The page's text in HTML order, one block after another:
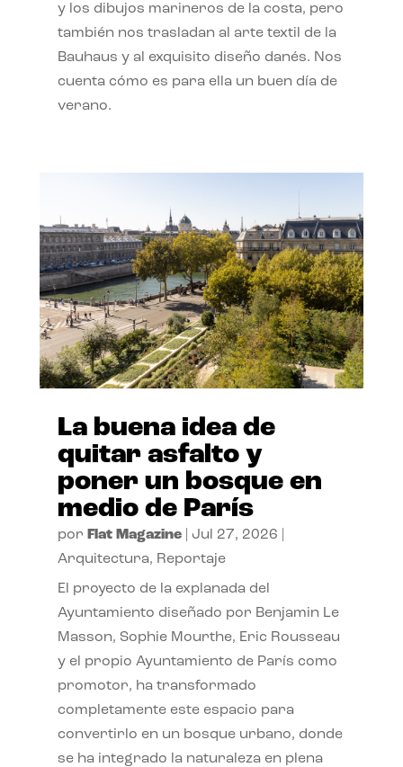
y los dibujos marineros de la costa, pero
también nos trasladan al arte textil de la
Bauhaus y al exquisito diseño danés. Nos
cuenta cómo es para ella un buen día de
verano.
La buena idea de
quitar asfalto y
poner un bosque en
medio de París
por Flat Magazine| Jul 27, 2026
Arquitectura, Reportaje
El proyecto de la explanada del
Ayuntamiento diseñado por Benjamin Le
Masson, Sophie Mourthe, Eric Rousseau
y el propio Ayuntamiento de París como
promotor, ha transformado
completamente este espacio para
convertirlo en un bosque urbano, donde
se ha integrado la naturaleza en plena